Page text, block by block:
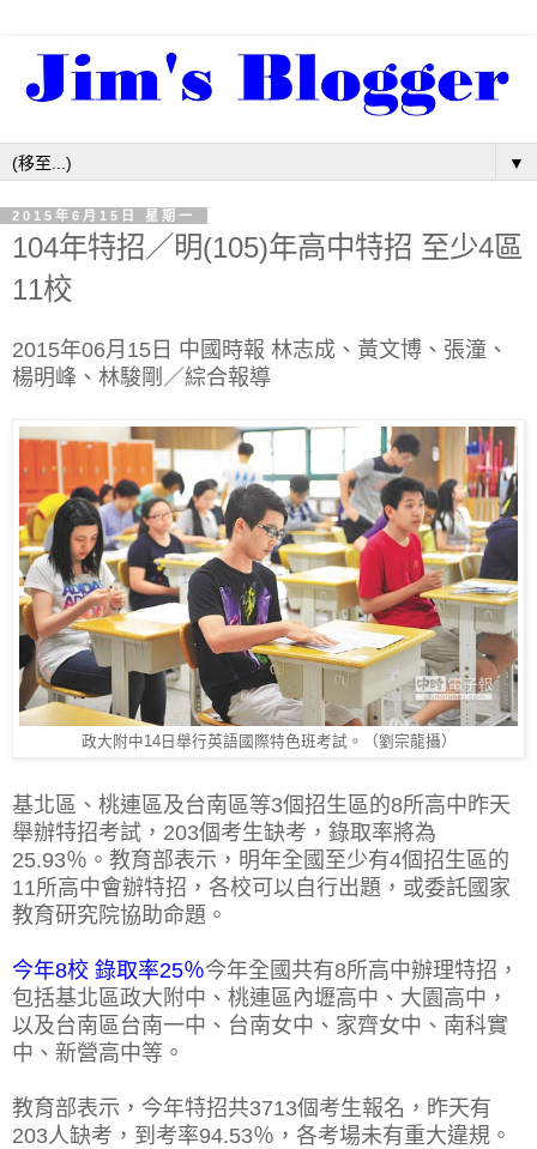
▼
2015年6月15日 星期一
104年特招／明(105)年高中特招 至少4區
11校
2015年06月15日 中國時報 林志成 、 黃文博 、 張潼 、
楊明峰 、 林駿剛 ／綜合報導
政大附中14日舉行英語國際特色班考試。（劉宗龍攝）
基北區、桃連區及台南區等3個招生區的8所高中昨天
舉辦特招考試，203個考生缺考，錄取率將為
25.93％。教育部表示，明年全國至少有4個招生區的
11所高中會辦特招，各校可以自行出題，或委託國家
教育研究院協助命題。
今年8校 錄取率25％今年全國共有8所高中辦理特招，
包括基北區政大附中、桃連區內壢高中、大園高中，
以及台南區台南一中、台南女中、家齊女中、南科實
中、新營高中等。
教育部表示，今年特招共3713個考生報名，昨天有
203人缺考，到考率94.53％，各考場未有重大違規。